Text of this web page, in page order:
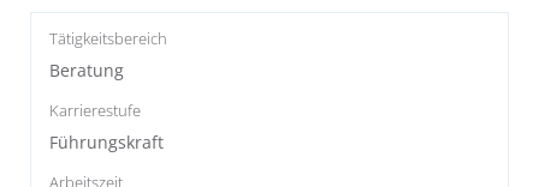
Tätigkeitsbereich
Beratung
Karrierestufe
Führungskraft